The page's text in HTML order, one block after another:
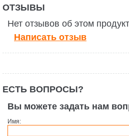
ОТЗЫВЫ
Нет отзывов об этом
Написать отзыв
ЕСТЬ ВОПРОСЫ?
Вы можете задать нам
Имя: